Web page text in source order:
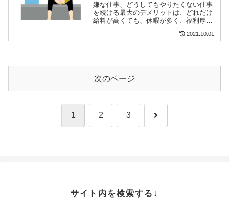
嫌な仕事、どうしてもやりたくない仕事
を続ける最大のデメリットは、どれだけ
給料が高くても、休暇が多く、福利厚生
がいいとしても、あなたを幸せにしてく
ないということだ。詳しくは↓だからこ
2021.10.01
次のページ
1 2 3 次
サイト内を検索する↓